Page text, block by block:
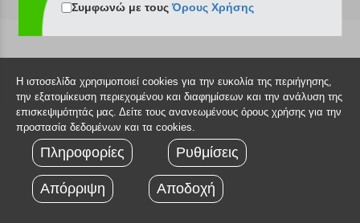
Πολιτική επιστροφών
Τεχνική υποστήριξη
Συμφωνώ με τουςΌρους Χρήσης
Η ιστοσελίδα χρησιμοποιεί cookies για την ευκολία της περιήγησης,
την εξατομίκευση περιεχομένου και διαφημίσεων και την ανάλυση της
επισκεψιμότητάς μας. Δείτε τους ανανεωμένους όρους χρήσης για την
προστασία δεδομένων και τα cookies.
Πληροφορίες Ρυθμίσεις
Απόρριψη Αποδοχή